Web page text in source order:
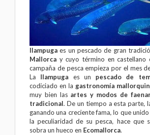
llampuga es un pescado de gran
Mallorca y cuyo término en castellano
campaña de pesca empieza por el mes
La llampuga es un pescado de
codiciado en la gastronomía
muy bien las artes y modos de
tradicional. De un tiempo a esta parte,
ganando una creciente fama, lo que
la peculiaridad de su pesca, hace que
sobra un hueco en Ecomallorca.